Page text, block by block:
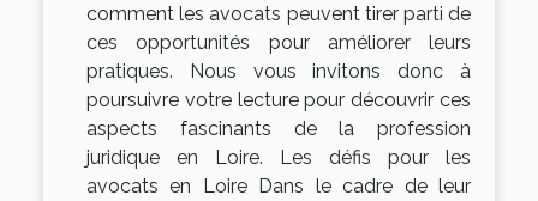
comment les avocats peuvent tirer parti de
ces opportunités pour améliorer leurs
pratiques. Nous vous invitons donc à
poursuivre votre lecture pour découvrir ces
aspects fascinants de la profession
juridique en Loire. Les défis pour les
avocats en Loire Dans le cadre de leur